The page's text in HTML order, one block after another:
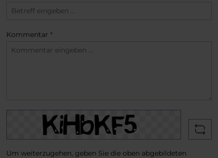
Kommentar *
Um weiterzugehen, geben Sie die oben abgebildeten